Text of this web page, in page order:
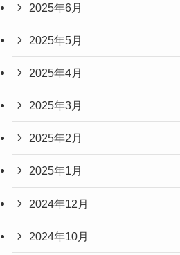
2025年6月
2025年5月
2025年4月
2025年3月
2025年2月
2025年1月
2024年12月
2024年10月